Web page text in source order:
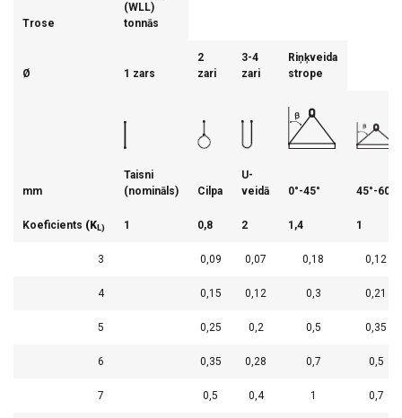
Trose
(WLL)
tonnās
Ø 1 zars
2
zari
3-4
zari
Riņķveida
strope
mm
Taisni
(nomināls)
Cilpa
U-
veidā
0°-45° 45°-60°
Koeficients (KL) 1 0,8 2 1,4 1
3 0,09 0,07 0,18 0,12
4 0,15 0,12 0,3 0,21
5 0,25 0,2 0,5 0,35
6 0,35 0,28 0,7 0,5
7 0,5 0,4 1 0,7